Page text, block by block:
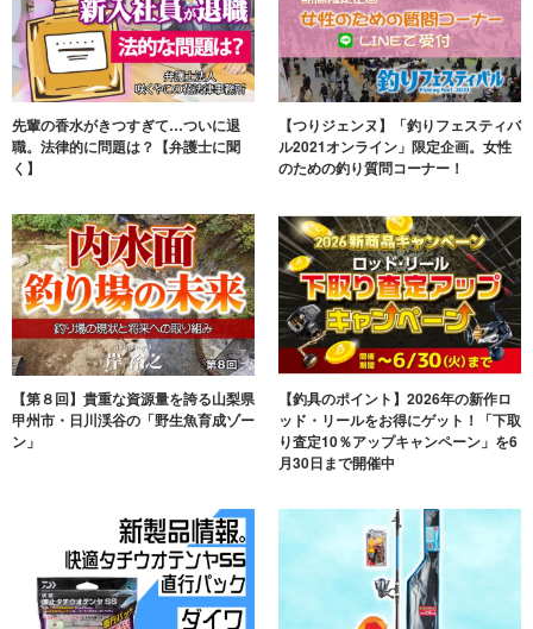
先輩の香水がきつすぎて…ついに退
職。法律的に問題は？【弁護士に聞
く】
【つりジェンヌ】「釣りフェスティバ
ル2021オンライン」限定企画。女性
のための釣り質問コーナー！
【第８回】貴重な資源量を誇る山梨県
甲州市・日川渓谷の「野生魚育成ゾー
ン」
【釣具のポイント】2026年の新作ロ
ッド・リールをお得にゲット！「下取
り査定10％アップキャンペーン」を6
月30日まで開催中